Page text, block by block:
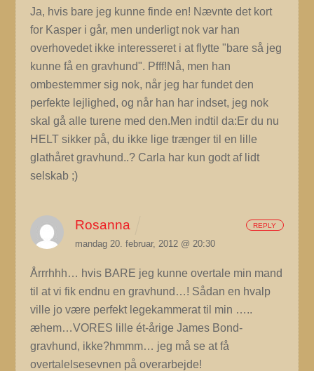
Ja, hvis bare jeg kunne finde en! Nævnte det kort
for Kasper i går, men underligt nok var han
overhovedet ikke interesseret i at flytte "bare så jeg
kunne få en gravhund". Pfff!Nå, men han
ombestemmer sig nok, når jeg har fundet den
perfekte lejlighed, og når han har indset, jeg nok
skal gå alle turene med den.Men indtil da:Er du nu
HELT sikker på, du ikke lige trænger til en lille
glathåret gravhund..? Carla har kun godt af lidt
selskab ;)
Rosanna
mandag 20. februar, 2012 @ 20:30
Årrrhhh… hvis BARE jeg kunne overtale min mand
til at vi fik endnu en gravhund…! Sådan en hvalp
ville jo være perfekt legekammerat til min …..
æhem…VORES lille ét-årige James Bond-
gravhund, ikke?hmmm… jeg må se at få
overtalelsesevnen på overarbejde!
REPLY